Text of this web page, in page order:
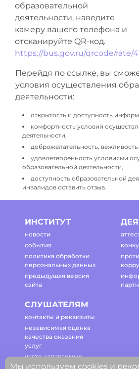
образовательной
деятельности, наведите
камеру вашего телефона и
отсканируйте QR-код.
https://bus.gov.ru/qrcode/rate/
Перейдя по ссылке, вы
условия осуществления
деятельности:
открытость и доступность
комфортность условий
деятельности,
доброжелательность,
удовлетворенность условиями
образовательной деятельности,
доступность образовательной
инвалидов оставить отзыв.
ИНСТИТУТ
новости
события
политика обработки
персональных данных
предыдущая версия
сайта
СЛУШАТЕЛЯМ
контакты и реквизиты
независимая оценка
качества оказания
услуг
часто задаваемые
вопросы
Мы используем cookies и